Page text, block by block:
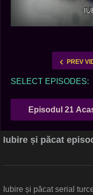
PREV
SELECT EPISODES:
Episodul 21
Iubire și păcat
Iubire și păcat serial